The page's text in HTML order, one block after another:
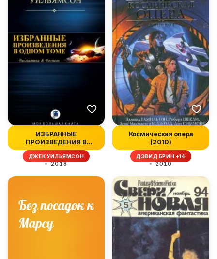
ИЗБРАННЫЕ
ПРОИЗВЕДЕНИЯ В
ОДНОМ ТОМЕ
ДЖЕК УИЛЬЯМСОН
2018
Космическая опера
(2010)
ДЭВИД БРИН +14
2010